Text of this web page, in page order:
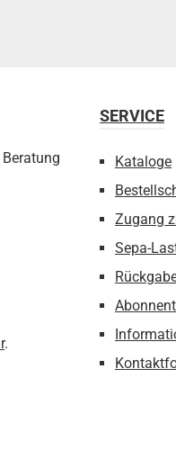
.
SERVICE
Kataloge
Zugang
Sepa-